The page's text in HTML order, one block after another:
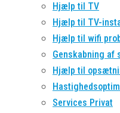
Hjælp til TV
Hjælp til TV-
Hjælp til wifi
Genskabning af
Hjælp til
Services Privat